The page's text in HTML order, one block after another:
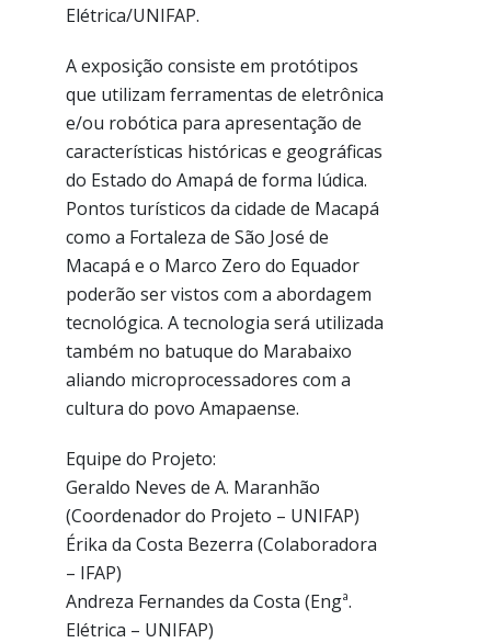
Elétrica/UNIFAP.
A exposição consiste em protótipos
que utilizam ferramentas de eletrônica
e/ou robótica para apresentação de
características históricas e geográficas
do Estado do Amapá de forma lúdica.
Pontos turísticos da cidade de Macapá
como a Fortaleza de São José de
Macapá e o Marco Zero do Equador
poderão ser vistos com a abordagem
tecnológica. A tecnologia será utilizada
também no batuque do Marabaixo
aliando microprocessadores com a
cultura do povo Amapaense.
Equipe do Projeto:
Geraldo Neves de A. Maranhão
(Coordenador do Projeto – UNIFAP)
Érika da Costa Bezerra (Colaboradora
– IFAP)
Andreza Fernandes da Costa (Engª.
Elétrica – UNIFAP)